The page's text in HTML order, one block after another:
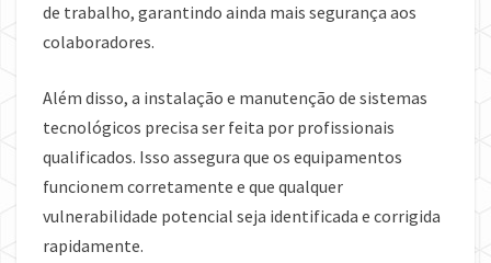
de trabalho, garantindo ainda mais segurança aos
colaboradores.
Além disso, a instalação e manutenção de sistemas
tecnológicos precisa ser feita por profissionais
qualificados. Isso assegura que os equipamentos
funcionem corretamente e que qualquer
vulnerabilidade potencial seja identificada e corrigida
rapidamente.